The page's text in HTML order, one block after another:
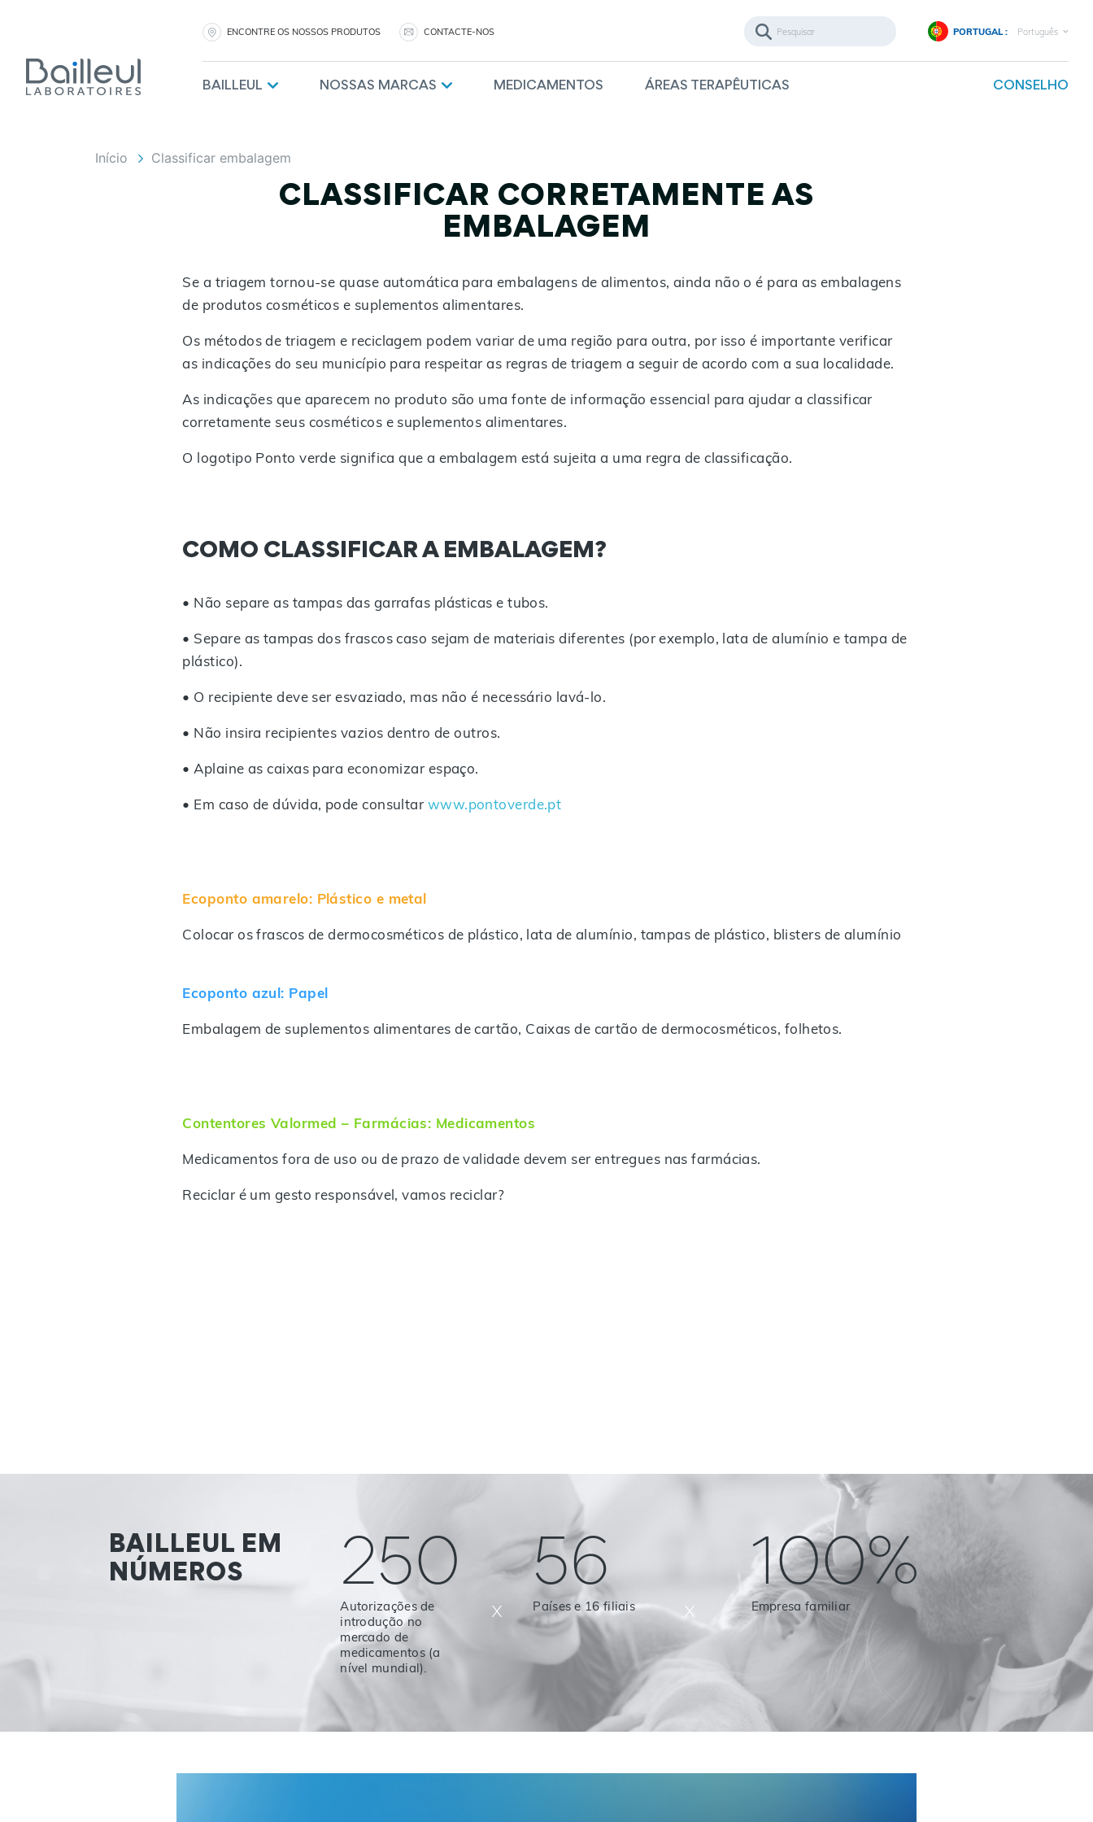
ENCONTRE OS NOSSOS PRODUTOS CONTACTE-NOS PORTUGAL : Português
BAILLEUL NOSSAS MARCAS MEDICAMENTOS ÁREAS TERAPÊUTICAS CONSELHO
Início Classificar embalagem
CLASSIFICAR CORRETAMENTE AS
EMBALAGEM
Se a triagem tornou-se quase automática para embalagens de alimentos, ainda não o é para as embalagens
de produtos cosméticos e suplementos alimentares.
Os métodos de triagem e reciclagem podem variar de uma região para outra, por isso é importante verificar
as indicações do seu município para respeitar as regras de triagem a seguir de acordo com a sua localidade.
As indicações que aparecem no produto são uma fonte de informação essencial para ajudar a classificar
corretamente seus cosméticos e suplementos alimentares.
O logotipo Ponto verde significa que a embalagem está sujeita a uma regra de classificação.
COMO CLASSIFICAR A EMBALAGEM?
• Não separe as tampas das garrafas plásticas e tubos.
• Separe as tampas dos frascos caso sejam de materiais diferentes (por exemplo, lata de alumínio e tampa de
plástico).
• O recipiente deve ser esvaziado, mas não é necessário lavá-lo.
• Não insira recipientes vazios dentro de outros.
• Aplaine as caixas para economizar espaço.
• Em caso de dúvida, pode consultar www.pontoverde.pt
Ecoponto amarelo: Plástico e metal
Colocar os frascos de dermocosméticos de plástico, lata de alumínio, tampas de plástico, blisters de alumínio
Ecoponto azul: Papel
Embalagem de suplementos alimentares de cartão, Caixas de cartão de dermocosméticos, folhetos.
Contentores Valormed – Farmácias: Medicamentos
Medicamentos fora de uso ou de prazo de validade devem ser entregues nas farmácias.
Reciclar é um gesto responsável, vamos reciclar?
BAILLEUL EM
NÚMEROS 250
Autorizações de
introdução no
mercado de
medicamentos (a
nível mundial).
x
56
Países e 16 filiais x
100%
Empresa familiar